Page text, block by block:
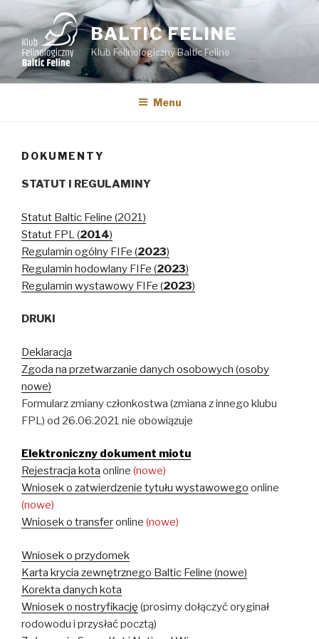
do
treści
BALTIC FELINE
Klub Felinologiczny Baltic Feline
Menu
DOKUMENTY
STATUT I REGULAMINY
Statut Baltic Feline (2021)
Statut FPL (2014)
Regulamin ogólny FIFe (2023)
Regulamin hodowlany FIFe (2023)
Regulamin wystawowy FIFe (2023)
DRUKI
Deklaracja
Zgoda na przetwarzanie danych osobowych (osoby
nowe)
Formularz zmiany członkostwa (zmiana z innego klubu
FPL) od 26.06.2021 nie obowiązuje
Elektroniczny dokument miotu
Rejestracja kota online (nowe)
Wniosek o zatwierdzenie tytułu wystawowego online
(nowe)
Wniosek o transferonline (nowe)
Wniosek o przydomek
Karta krycia zewnętrznego Baltic Feline (nowe)
Korekta danych kota
Wniosek o nostryfikację (prosimy dołączyć oryginał
rodowodu i przysłać pocztą)